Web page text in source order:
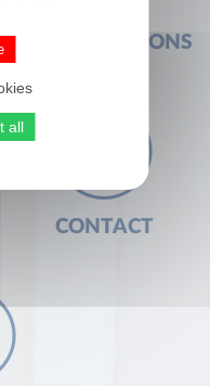
AUX QUESTIONS
CONTACT
all